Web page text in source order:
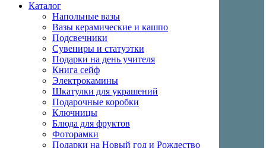
Каталог
Напольные вазы
Вазы керамические и кашпо
Подсвечники
Сувениры и статуэтки
Подарки на день учителя
Книга сейф
Электрокамины
Шкатулки для украшений
Подарочные коробки
Ключницы
Блюда для фруктов
Фоторамки
Подарки на Новый год и Рождество